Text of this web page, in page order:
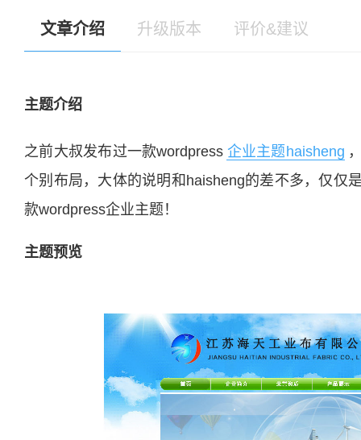
文章介绍 升级版本 评价&建议
主题介绍
之前大叔发布过一款wordpress 企业主题haisheng
个别布局，大体的说明和haisheng的差不多，仅仅
款wordpress企业主题！
主题预览